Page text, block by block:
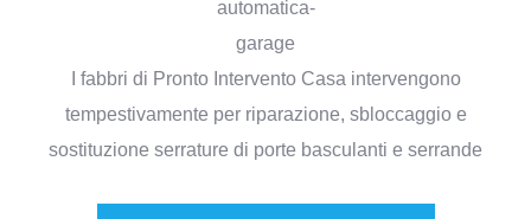
I fabbri di Pronto Intervento Casa intervengono
tempestivamente per riparazione, sbloccaggio e
sostituzione serrature di porte basculanti e serrande